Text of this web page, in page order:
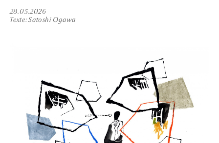
28.05.2026
Texte Satoshi Ogawa